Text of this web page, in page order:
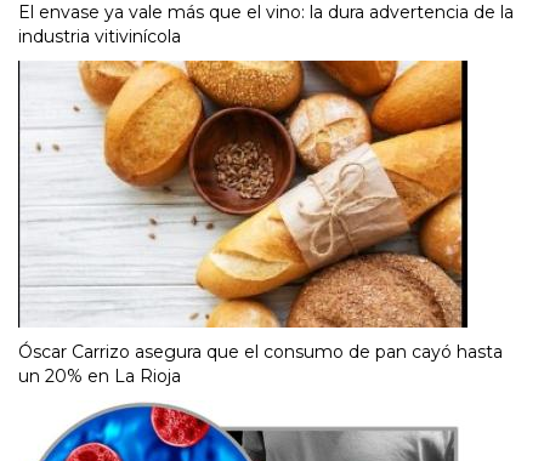
El envase ya vale más que el vino: la dura advertencia de la
industria vitivinícola
Óscar Carrizo asegura que el consumo de pan cayó hasta
un 20% en La Rioja